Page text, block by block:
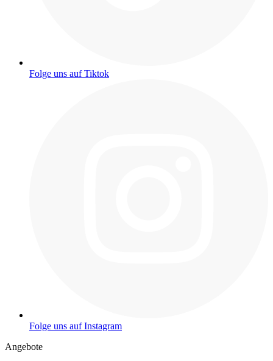
Folge uns auf Tiktok
Folge uns auf Instagram
Angebote